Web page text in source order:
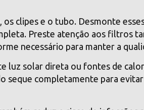
clipes e o tubo. Desmonte
Preste atenção aos filtros
necessário para manter a
luz solar direta ou fontes de
seque completamente para